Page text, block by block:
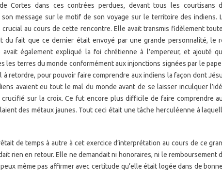
Cortes dans ces contrées perdues, devant tous les courtisans
message sur le motif de son voyage sur le territoire des indiens.
au cours de cette rencontre. Elle avait transmis fidèlement
du fait que ce dernier était envoyé par une grande personnalité, le
avait également expliqué la foi chrétienne à l’empereur, et ajouté
les terres du monde conformément aux injonctions signées par le pape
retordre, pour pouvoir faire comprendre aux indiens la façon dont
avaient eu tout le mal du monde avant de se laisser inculquer
sur la croix. Ce fut encore plus difficile de faire comprendre
des métaux jaunes. Tout ceci était une tâche herculéenne à
de temps à autre à cet exercice d’interprétation au cours de ce
rien en retour. Elle ne demandait ni honoraires, ni le remboursement
même pas affirmer avec certitude qu’elle était logée dans de